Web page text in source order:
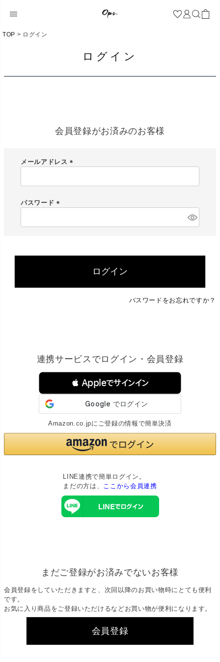
TOP ログイン
ログイン
会員登録がお済みのお客様
メールアドレス
パスワード
ログイン
パスワードをお忘れですか？
連携サービスでログイン・会員登録
 Appleでサインイン
Amazon.co.jpにご登録の情報で簡単決済
LINE連携で簡単ログイン。
まだの方は、 ここから会員連携
まだご登録がお済みでないお客様
会員登録をしていただきますと、次回以降のお買い物時にとても便利
です。
お気に入り商品をご登録いただけるなどお買い物が便利になります。
会員登録